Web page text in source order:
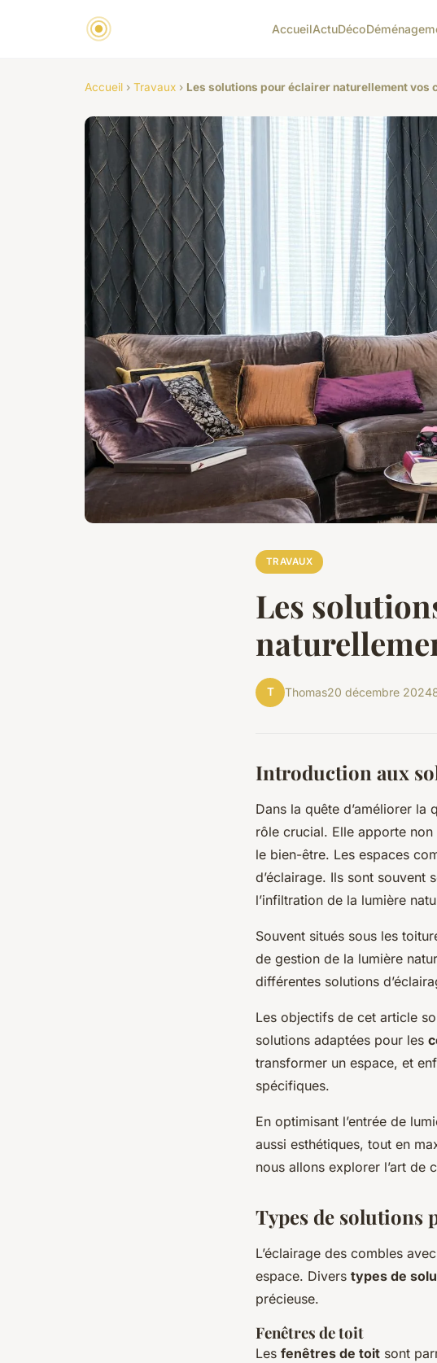
AccueilActuDéco
Accueil › Travaux › Les solutions pour éclairer naturellement vos
TRAVAUX
Les
T Thomas20 décembre 2024
Introduction aux
Dans la quête d’améliorer la
rôle crucial. Elle apporte non
le bien-être. Les espaces
d’éclairage. Ils sont
l’infiltration de la lumière
Souvent situés sous les
de gestion de la lumière
différentes solutions
Les objectifs de cet article
solutions adaptées pour les
transformer un espace, et
spécifiques.
En optimisant l’entrée de
aussi esthétiques, tout en
nous allons explorer l’art de
Types de solutions
L’éclairage des combles
espace. Divers types de
précieuse.
Fenêtres de toit
Les fenêtres de toit sont